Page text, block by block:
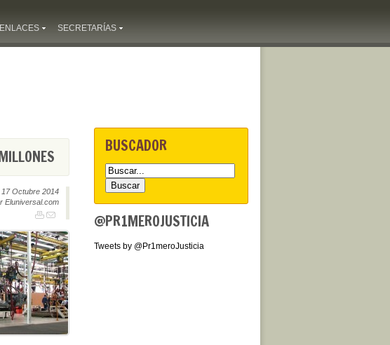
ENLACES SECRETARÍAS
Octubre 2014
Eluniversal.com
BUSCADOR
@PR1MEROJUSTICIA
Tweets by @Pr1meroJusticia